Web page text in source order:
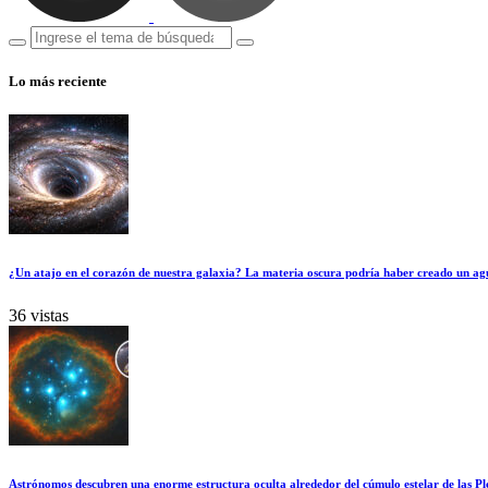
Lo más reciente
¿Un atajo en el corazón de nuestra galaxia? La materia oscura podría haber creado un
36 vistas
Astrónomos descubren una enorme estructura oculta alrededor del cúmulo estelar de las